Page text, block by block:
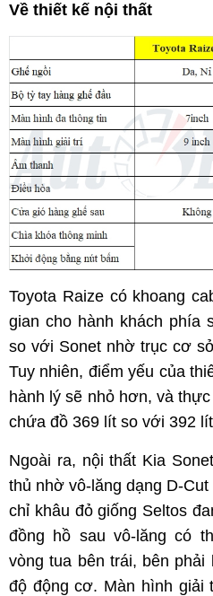
Về thiết kế nội thất
Toyota Raize có khoang
gian cho hành khách phía
so với Sonet nhờ trục cơ
Tuy nhiên, điểm yếu của
hành lý sẽ nhỏ hơn, và
chứa đồ 369 lít so với 392
Ngoài ra, nội thất Kia
thủ nhờ vô-lăng dạng D-
chỉ khâu đỏ giống Seltos
đồng hồ sau vô-lăng có
vòng tua bên trái, bên
độ động cơ. Màn hình giải